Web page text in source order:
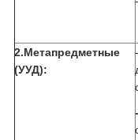
2.Метапредметные
(УУД):
-